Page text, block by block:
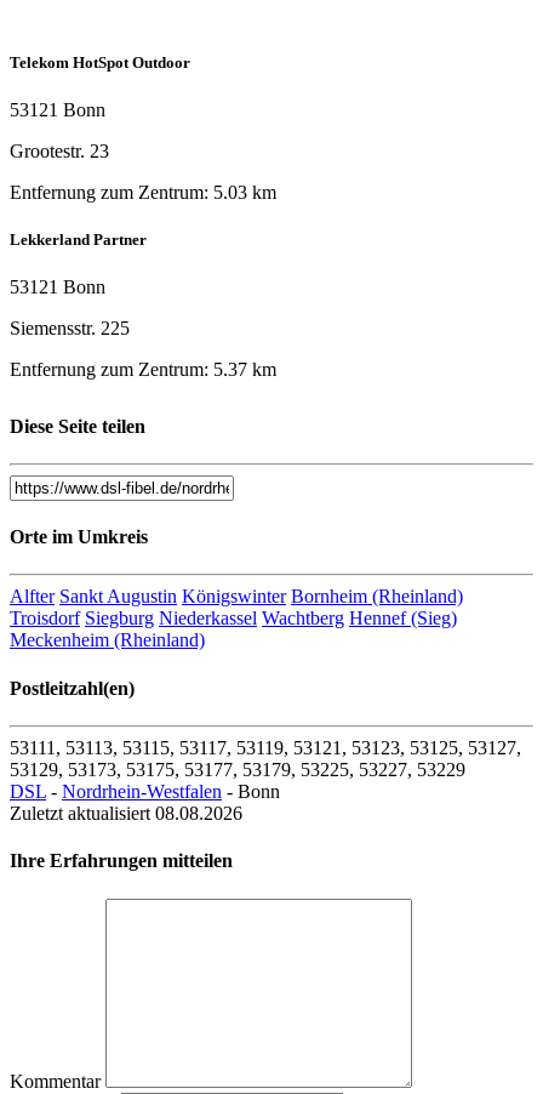
Telekom HotSpot Outdoor
53121 Bonn
Grootestr. 23
Entfernung zum Zentrum: 5.03 km
Lekkerland Partner
53121 Bonn
Siemensstr. 225
Entfernung zum Zentrum: 5.37 km
Telekom Hotspot Outdoor
53179 Bonn
Deutschherrenstr. 208
Entfernung zum Zentrum: 3.24 km
Telekom Hotspot Outdoor
53177 Bonn
Max-Planck-Str. 17
Entfernung zum Zentrum: 4.47 km
Telekom Hotspot Outdoor
53179 Bonn
Mainzer Str. 193
Entfernung zum Zentrum: 4.53 km
Entfernung zum Zentrum: 4.64 km
Diese Seite teilen
Orte im Umkreis
Alfter Sankt Augustin Königswinter Bornheim (Rheinland)
Troisdorf Siegburg Niederkassel Wachtberg Hennef (Sieg)
Meckenheim (Rheinland)
Postleitzahl(en)
53111, 53113, 53115, 53117, 53119, 53121, 53123, 53125, 53127,
53129, 53173, 53175, 53177, 53179, 53225, 53227, 53229
DSL - Nordrhein-Westfalen - Bonn
Zuletzt aktualisiert 08.08.2026
Ihre Erfahrungen mitteilen
Kommentar